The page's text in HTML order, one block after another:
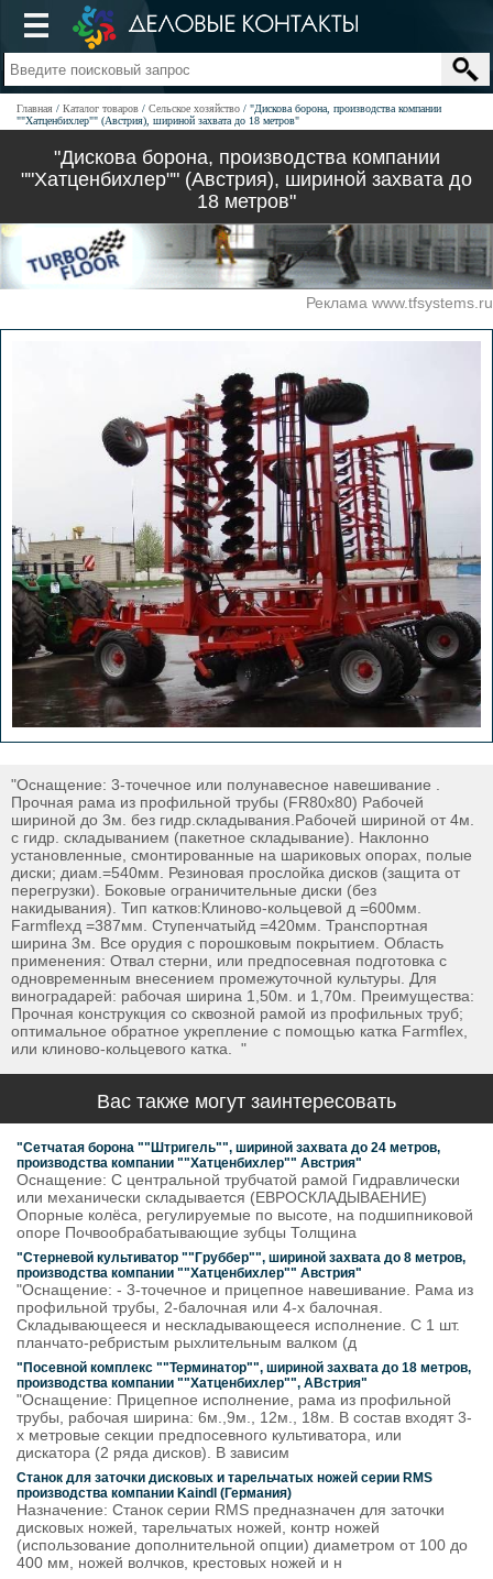
Главная Каталог товаров Сельское хозяйство
"Дискова борона, производства компании
""Хатценбихлер"" (Австрия), шириной захвата до 18 метров"
"Дискова борона, производства компании
""Хатценбихлер"" (Австрия), шириной захвата до
18 метров"
Реклама www.tfsystems.ru
"Оснащение: 3-точечное или полунавесное навешивание .
Прочная рама из профильной трубы (FR80x80) Рабочей
шириной до 3м. без гидр.складывания.Рабочей шириной от 4м.
с гидр. складыванием (пакетное складывание). Наклонно
установленные, смонтированные на шариковых опорах, полые
диски; диам.=540мм. Резиновая прослойка дисков (защита от
перегрузки). Боковые ограничительные диски (без
накидывания). Тип катков:Клиново-кольцевой д =600мм.
Farmflexд =387мм. Ступенчатыйд =420мм. Транспортная
ширина 3м. Все орудия с порошковым покрытием. Область
применения: Отвал стерни, или предпосевная подготовка с
одновременным внесением промежуточной культуры. Для
виноградарей: рабочая ширина 1,50м. и 1,70м. Преимущества:
Прочная конструкция со сквозной рамой из профильных труб;
оптимальное обратное укрепление с помощью катка Farmflex,
или клиново-кольцевого катка. "
Вас также могут заинтересовать
"Сетчатая борона ""Штригель"", шириной захвата до 24 метров,
производства компании ""Хатценбихлер"" Австрия"
Оснащение: С центральной трубчатой рамой Гидравлически
или механически складывается (ЕВРОСКЛАДЫВАЕНИЕ)
Опорные колёса, регулируемые по высоте, на подшипниковой
опоре Почвообрабатывающие зубцы Толщина
"Стерневой культиватор ""Груббер"", шириной захвата до 8 метров,
производства компании ""Хатценбихлер"" Австрия"
"Оснащение: - 3-точечное и прицепное навешивание. Рама из
профильной трубы, 2-балочная или 4-х балочная.
Складывающееся и нескладывающееся исполнение. С 1 шт.
планчато-ребристым рыхлительным валком (д
"Посевной комплекс ""Терминатор"", шириной захвата до 18 метров,
производства компании ""Хатценбихлер"", АВстрия"
"Оснащение: Прицепное исполнение, рама из профильной
трубы, рабочая ширина: 6м.,9м., 12м., 18м. В состав входят 3-
х метровые секции предпосевного культиватора, или
дискатора (2 ряда дисков). В зависим
Станок для заточки дисковых и тарельчатых ножей серии RMS
производства компании Kaindl (Германия)
Назначение: Станок серии RMS предназначен для заточки
дисковых ножей, тарельчатых ножей, контр ножей
(использование дополнительной опции) диаметром от 100 до
400 мм, ножей волчков, крестовых ножей и н